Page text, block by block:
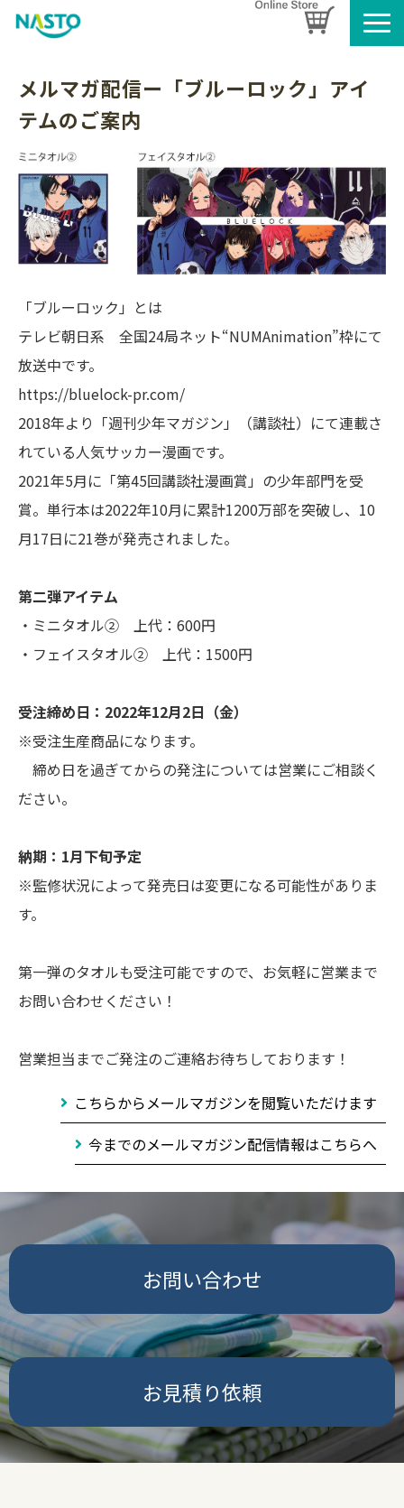
製品情報
ブログ
名入れタオルのご案内
採用情報
SDGsへの取り組み
メルマガ配信ー「ブルーロック」アイ
テムのご案内
「ブルーロック」とは
テレビ朝日系 全国24局ネット“NUMAnimation”枠にて
放送中です。
https://bluelock-pr.com/
2018年より「週刊少年マガジン」（講談社）にて連載さ
れている人気サッカー漫画です。
2021年5月に「第45回講談社漫画賞」の少年部門を受
賞。単行本は2022年10月に累計1200万部を突破し、10
月17日に21巻が発売されました。
第二弾アイテム
・ミニタオル② 上代：600円
・フェイスタオル② 上代：1500円
受注締め日：2022年12月2日（金）
※受注生産商品になります。
締め日を過ぎてからの発注については営業にご相談く
ださい。
納期：1月下旬予定
※監修状況によって発売日は変更になる可能性がありま
す。
第一弾のタオルも受注可能ですので、お気軽に営業まで
お問い合わせください！
営業担当までご発注のご連絡お待ちしております！
こちらからメールマガジンを閲覧いただけます
今までのメールマガジン配信情報はこちらへ
お問い合わせ
お見積り依頼